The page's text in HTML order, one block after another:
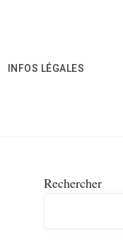
INFOS LÉGALES
Rechercher